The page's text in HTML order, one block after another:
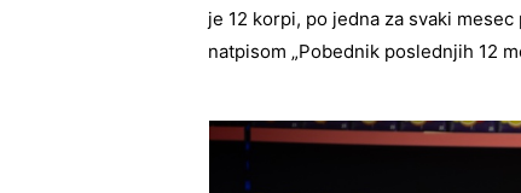
je 12 korpi, po jedna za svaki
natpisom „Pobednik poslednjih 12